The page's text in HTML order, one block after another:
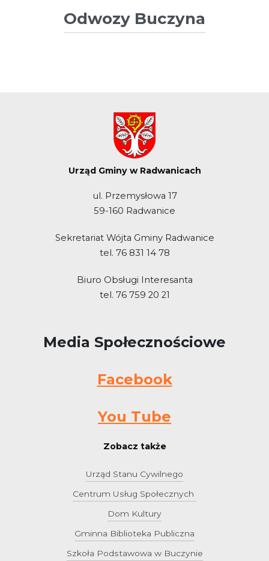
Odwozy Buczyna
Urząd Gminy w Radwanicach
ul. Przemysłowa 17
59-160 Radwanice
Sekretariat Wójta Gminy Radwanice
tel. 76 831 14 78
Biuro Obsługi Interesanta
tel. 76 759 20 21
Media Społecznościowe
Facebook
You Tube
Zobacz także
Urząd Stanu Cywilnego
Centrum Usług Społecznych
Dom Kultury
Gminna Biblioteka Publiczna
Szkoła Podstawowa w Buczynie